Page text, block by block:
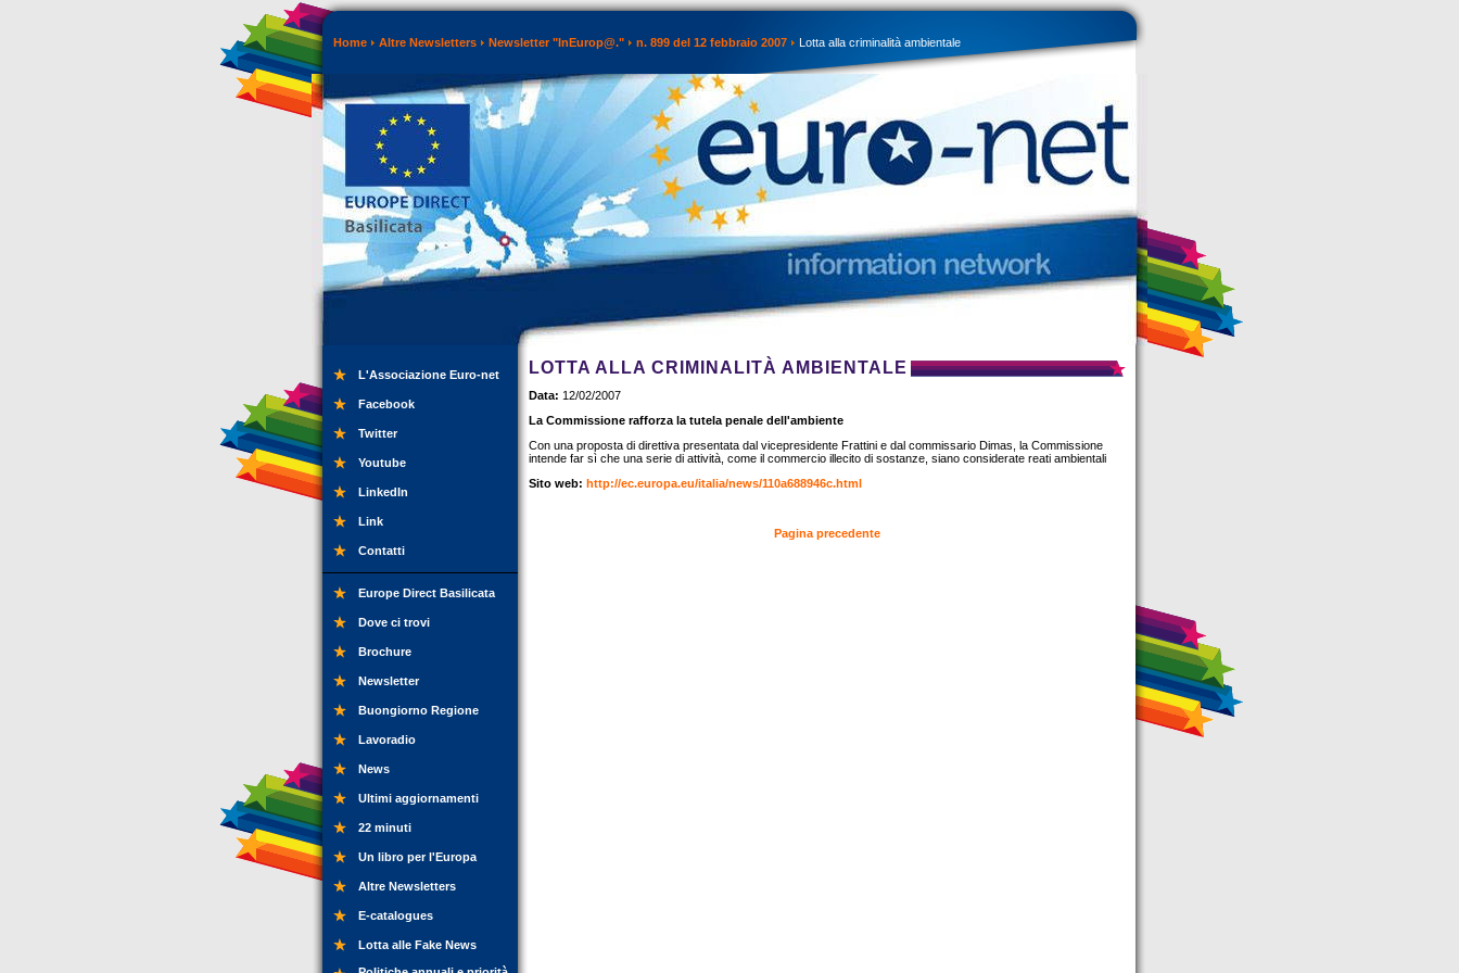
Home Altre Newsletters Newsletter "InEurop@." n. 899 del 12 febbraio 2007 Lotta alla criminalità ambientale
L'Associazione Euro-net
Facebook
Twitter
Youtube
LinkedIn
Link
Contatti
Europe Direct Basilicata
Dove ci trovi
Brochure
Newsletter
Buongiorno Regione
Lavoradio
News
Ultimi aggiornamenti
22 minuti
Un libro per l'Europa
Altre Newsletters
E-catalogues
Lotta alle Fake News
LOTTA ALLA CRIMINALITÀ AMBIENTALE
Data: 12/02/2007
La Commissione rafforza la tutela penale dell'ambiente
Con una proposta di direttiva presentata dal vicepresidente Frattini e dal commissario Dimas, la Commissione
intende far sì che una serie di attività, come il commercio illecito di sostanze, siano considerate reati ambientali
Sito web: http://ec.europa.eu/italia/news/110a688946c.html
Pagina precedente